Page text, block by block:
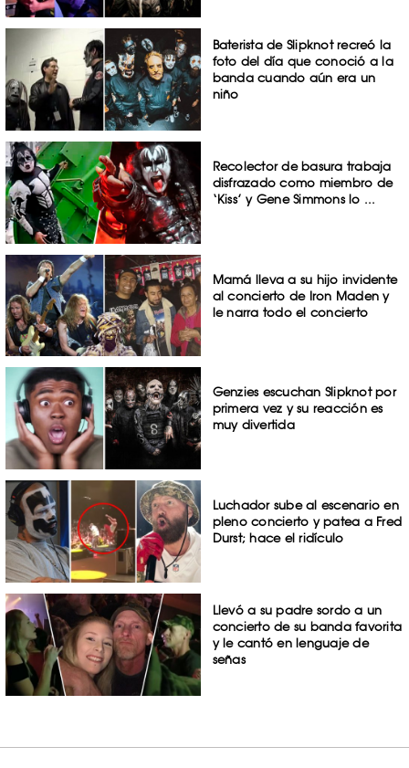
Baterista de Slipknot recreó la
foto del día que conoció a la
banda cuando aún era un
niño
Recolector de basura trabaja
disfrazado como miembro de
‘Kiss’ y Gene Simmons lo ...
Mamá lleva a su hijo invidente
al concierto de Iron Maden y
le narra todo el concierto
Genzies escuchan Slipknot por
primera vez y su reacción es
muy divertida
Luchador sube al escenario en
pleno concierto y patea a Fred
Durst; hace el ridículo
Llevó a su padre sordo a un
concierto de su banda favorita
y le cantó en lenguaje de
señas